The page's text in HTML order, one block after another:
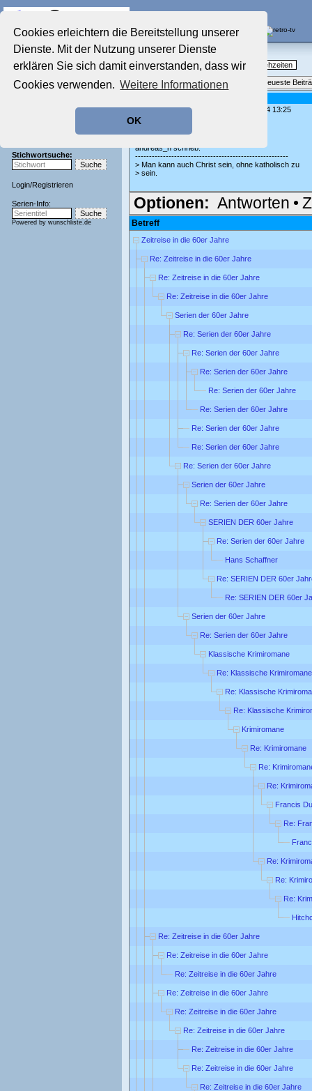
Cookies erleichtern die Bereitstellung unserer
Dienste. Mit der Nutzung unserer Dienste
erklären Sie sich damit einverstanden, dass wir
Cookies verwenden. Weitere Informationen
OK
Startseite
Aktuelles Forum
Film-Forum
Zeichentrick-Forum
Stichwortsuche:
Login/Registrieren
Serien-Info:
Powered by wunschliste.de
Nostalgieecke
TV-Erinnerungen an gute, alte Fernsehzeiten
Themenübersicht • Neues Thema
Neueste
geschrieben von:
, 05.08.24 13:25
Richtig!
andreas_n schrieb:
-------------------------------------------------------
> Man kann auch Christ sein, ohne katholisch zu
> sein.
Optionen: Antworten •
Betreff
Zeitreise in die 60er Jahre
Re: Zeitreise in die 60er Jahre
Re: Zeitreise in die 60er Jahre
Re: Zeitreise in die 60er Jahre
Serien der 60er Jahre
Re: Serien der 60er Jahre
Re: Serien der 60er Jahre
Re: Serien der 60er Jahre
Re: Serien der 60er Jahre
Re: Serien der 60er Jahre
Re: Serien der 60er Jahre
Re: Serien der 60er Jahre
Re: Serien der 60er Jahre
Serien der 60er Jahre
Re: Serien der 60er Jahre
SERIEN DER 60er Jahre
Re: Serien der 60er Jahre
Hans Schaffner
Re: SERIEN DER 60er
Re: SERIEN DER 60er
Serien der 60er Jahre
Re: Serien der 60er Jahre
Klassische Krimiromane
Re: Klassische Krimiromane
Re: Klassische
Re: Klassische
Krimiromane
Re: Krimiromane
Re:
Re:
Francis
Re:
Re:
Re:
Re:
Re: Zeitreise in die 60er Jahre
Re: Zeitreise in die 60er Jahre
Re: Zeitreise in die 60er Jahre
Re: Zeitreise in die 60er Jahre
Re: Zeitreise in die 60er Jahre
Re: Zeitreise in die 60er Jahre
Re: Zeitreise in die 60er Jahre
Re: Zeitreise in die 60er Jahre
Re: Zeitreise in die 60er Jahre